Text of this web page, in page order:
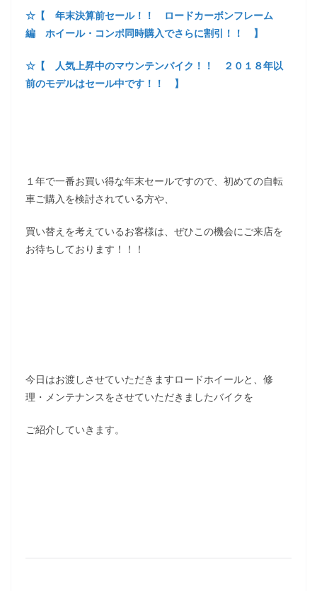
☆【 年末決算前セール！！ ロードカーボンフレーム
編 ホイール・コンポ同時購入でさらに割引！！ 】
☆【 人気上昇中のマウンテンバイク！！ ２０１８年以
前のモデルはセール中です！！ 】
１年で一番お買い得な年末セールですので、初めての自転
車ご購入を検討されている方や、
買い替えを考えているお客様は、ぜひこの機会にご来店を
お待ちしております！！！
今日はお渡しさせていただきますロードホイールと、修
理・メンテナンスをさせていただきましたバイクを
ご紹介していきます。